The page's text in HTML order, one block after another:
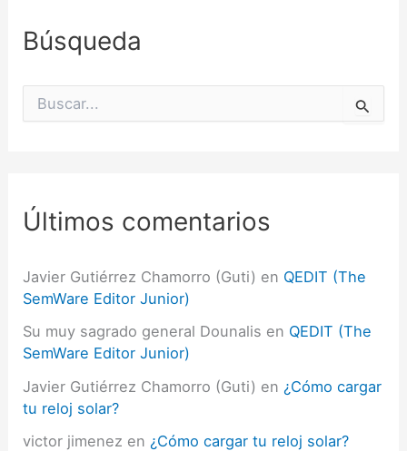
Búsqueda
Últimos comentarios
Javier Gutiérrez Chamorro (Guti) en QEDIT (The
SemWare Editor Junior)
Su muy sagrado general Dounalis en QEDIT (The
SemWare Editor Junior)
Javier Gutiérrez Chamorro (Guti) en ¿Cómo cargar
tu reloj solar?
victor jimenez en ¿Cómo cargar tu reloj solar?